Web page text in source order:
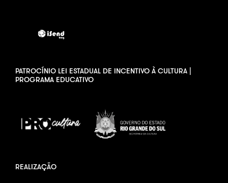
PATROCÍNIO LEI ESTADUAL DE INCENTIVO À CULTURA |
PROGRAMA EDUCATIVO
REALIZAÇÃO